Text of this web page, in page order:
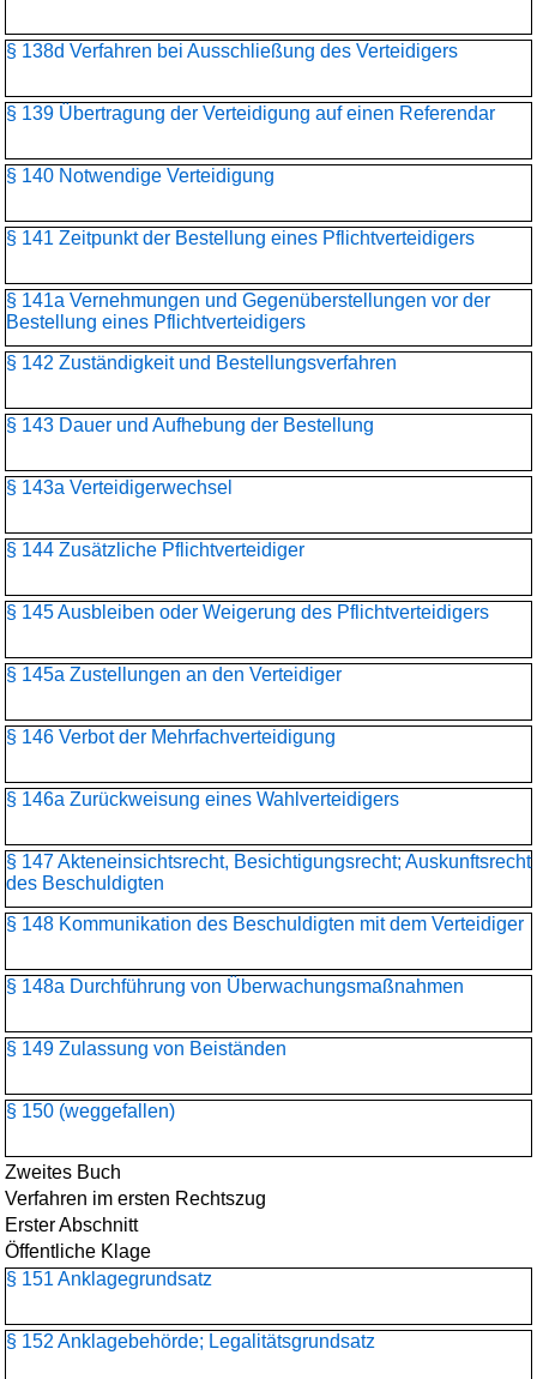
§ 138d Verfahren bei Ausschließung des Verteidigers
§ 139 Übertragung der Verteidigung auf einen Referendar
§ 140 Notwendige Verteidigung
§ 141 Zeitpunkt der Bestellung eines Pflichtverteidigers
§ 141a Vernehmungen und Gegenüberstellungen vor der
Bestellung eines Pflichtverteidigers
§ 142 Zuständigkeit und Bestellungsverfahren
§ 143 Dauer und Aufhebung der Bestellung
§ 143a Verteidigerwechsel
§ 144 Zusätzliche Pflichtverteidiger
§ 145 Ausbleiben oder Weigerung des Pflichtverteidigers
§ 145a Zustellungen an den Verteidiger
§ 146 Verbot der Mehrfachverteidigung
§ 146a Zurückweisung eines Wahlverteidigers
§ 147 Akteneinsichtsrecht, Besichtigungsrecht; Auskunftsrecht
des Beschuldigten
§ 148 Kommunikation des Beschuldigten mit dem Verteidiger
§ 148a Durchführung von Überwachungsmaßnahmen
§ 149 Zulassung von Beiständen
§ 150 (weggefallen)
Zweites Buch
Verfahren im ersten Rechtszug
Erster Abschnitt
Öffentliche Klage
§ 151 Anklagegrundsatz
§ 152 Anklagebehörde; Legalitätsgrundsatz